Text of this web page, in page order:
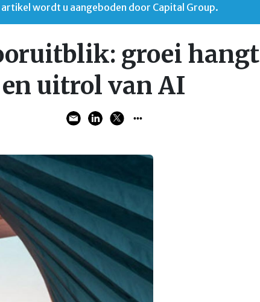
wordt u aangeboden door Capital Group.
groei hangt
uitrol van AI